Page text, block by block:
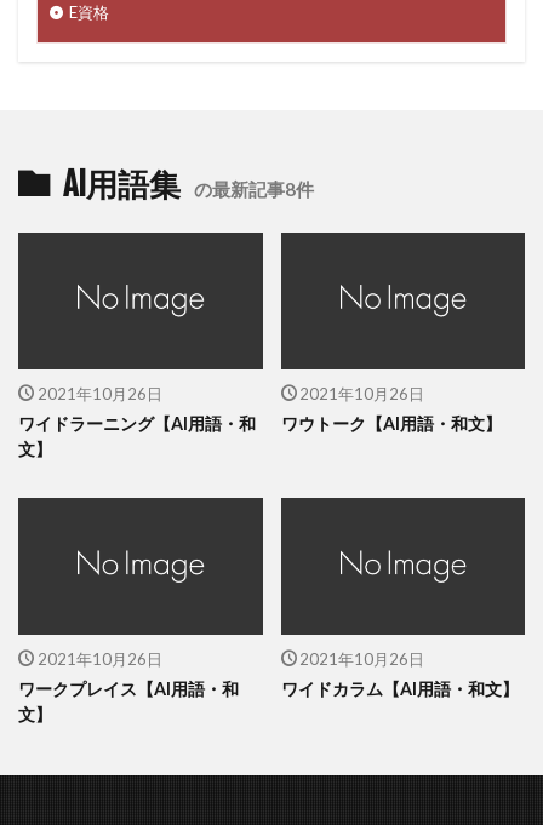
E資格
AI用語集 の最新記事8件
2021年10月26日
ワイドラーニング【AI用語・和
文】
2021年10月26日
ワウトーク【AI用語・和文】
2021年10月26日
ワークプレイス【AI用語・和
文】
2021年10月26日
ワイドカラム【AI用語・和文】